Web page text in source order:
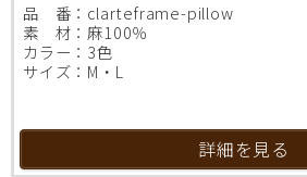
品 番：clarteframe-pillow
素 材：麻100％
カラー：3色
サイズ：M・L
詳細を見る